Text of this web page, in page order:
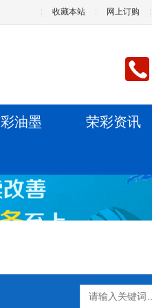
收藏本站 网上订购
油墨 荣彩资讯